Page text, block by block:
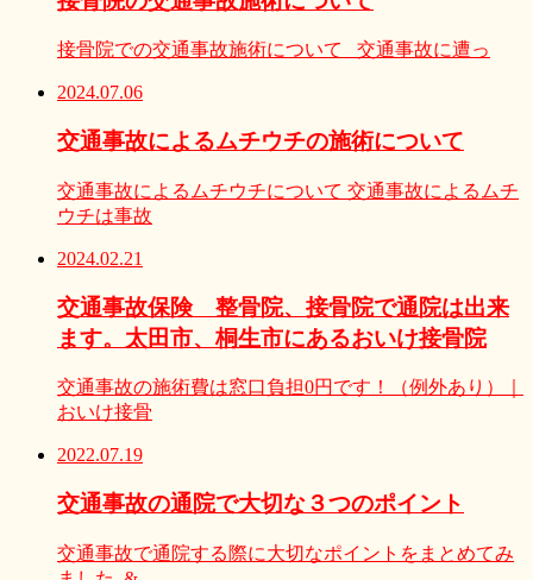
接骨院での交通事故施術について 交通事故に遭っ
2024.07.06
交通事故によるムチウチの施術について
交通事故によるムチウチについて 交通事故によるムチ
ウチは事故
2024.02.21
交通事故保険 整骨院、接骨院で通院は出来
ます。太田市、桐生市にあるおいけ接骨院
交通事故の施術費は窓口負担0円です！（例外あり）｜
おいけ接骨
2022.07.19
交通事故の通院で大切な３つのポイント
交通事故で通院する際に大切なポイントをまとめてみ